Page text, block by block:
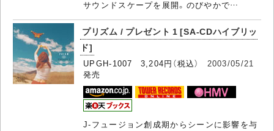
サウンドスケープを展開。のびやかで…
プリズム / プレゼント 1 [SA-CDハイブリッ
ド]
UPGH-1007 3,204円（税込） 2003/05/21
発売
J-フュージョン創成期からシーンに影響を与